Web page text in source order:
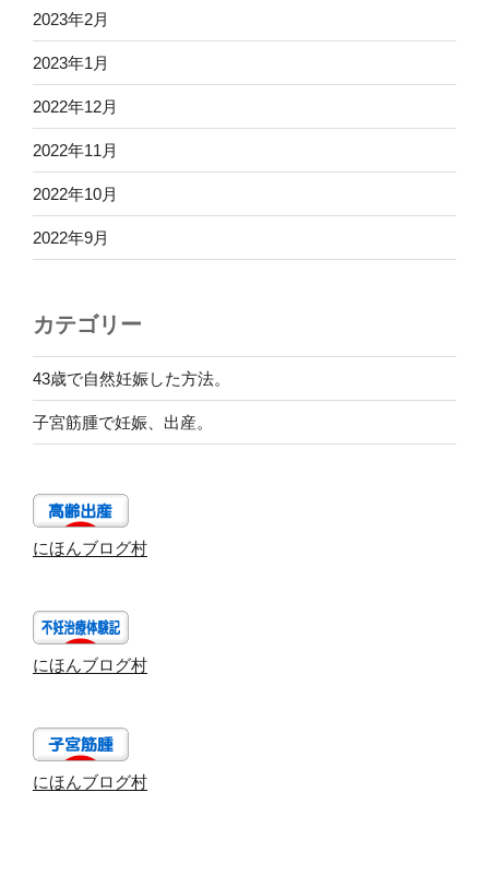
2023年2月
2023年1月
2022年12月
2022年11月
2022年10月
2022年9月
カテゴリー
43歳で自然妊娠した方法。
子宮筋腫で妊娠、出産。
にほんブログ村
にほんブログ村
にほんブログ村